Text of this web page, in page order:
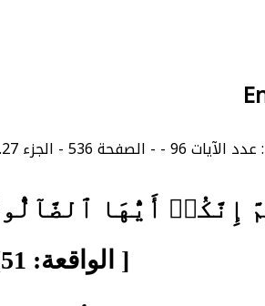
إِنَّكُمۡ أَيُّهَا
[ الواقعة: 51]